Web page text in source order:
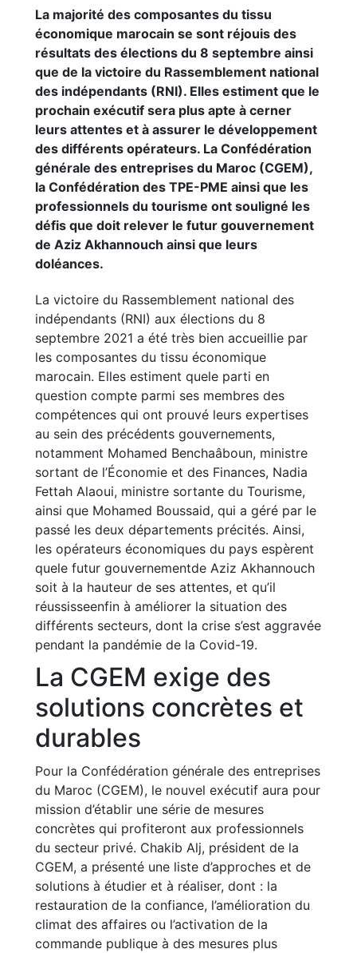
La majorité des composantes du tissu
économique marocain se sont réjouis des
résultats des élections du 8 septembre ainsi
que de la victoire du Rassemblement national
des indépendants (RNI). Elles estiment que le
prochain exécutif sera plus apte à cerner
leurs attentes et à assurer le développement
des différents opérateurs. La Confédération
générale des entreprises du Maroc (CGEM),
la Confédération des TPE-PME ainsi que les
professionnels du tourisme ont souligné les
défis que doit relever le futur gouvernement
de Aziz Akhannouch ainsi que leurs
doléances.
La victoire du Rassemblement national des
indépendants (RNI) aux élections du 8
septembre 2021 a été très bien accueillie par
les composantes du tissu économique
marocain. Elles estiment quele parti en
question compte parmi ses membres des
compétences qui ont prouvé leurs expertises
au sein des précédents gouvernements,
notamment Mohamed Benchaâboun, ministre
sortant de l’Économie et des Finances, Nadia
Fettah Alaoui, ministre sortante du Tourisme,
ainsi que Mohamed Boussaid, qui a géré par le
passé les deux départements précités. Ainsi,
les opérateurs économiques du pays espèrent
quele futur gouvernementde Aziz Akhannouch
soit à la hauteur de ses attentes, et qu’il
réussisseenfin à améliorer la situation des
différents secteurs, dont la crise s’est aggravée
pendant la pandémie de la Covid-19.
La CGEM exige des
solutions concrètes et
durables
Pour la Confédération générale des entreprises
du Maroc (CGEM), le nouvel exécutif aura pour
mission d’établir une série de mesures
concrètes qui profiteront aux professionnels
du secteur privé. Chakib Alj, président de la
CGEM, a présenté une liste d’approches et de
solutions à étudier et à réaliser, dont : la
restauration de la confiance, l’amélioration du
climat des affaires ou l’activation de la
commande publique à des mesures plus